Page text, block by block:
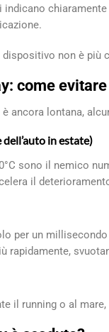
non è più
come
è ancora lontana,
dell’auto in estate)
sono il nemico
il
per un
rapidamente,
il running o al